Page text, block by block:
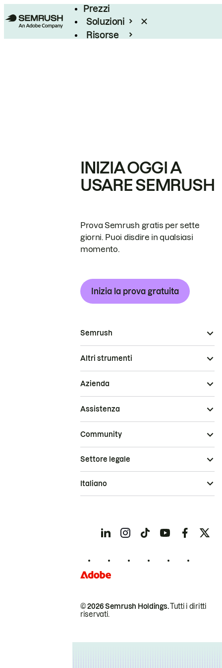
Prezzi
Soluzioni
Risorse
INIZIA OGGI A
USARE SEMRUSH
Prova Semrush gratis per sette
giorni. Puoi disdire in qualsiasi
momento.
Inizia la prova gratuita
Semrush
Altri strumenti
Azienda
Assistenza
Community
© 2026 Semrush Holdings.Tutti i diritti
riservati.
Settore legale
Italiano